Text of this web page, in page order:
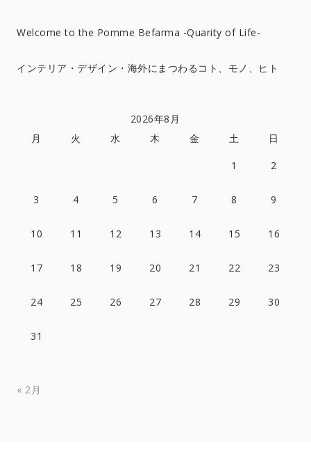
Welcome to the Pomme Befarma -Quarity of Life-
インテリア・デザイン・海外にまつわるコト、モノ、ヒト
2026年8月
月
火 水 木 金 土 日
1 2
3 4 5 6 7 8 9
10 11 12 13 14 15 16
17 18 19 20 21 22 23
24 25 26 27 28 29 30
31
« 2月